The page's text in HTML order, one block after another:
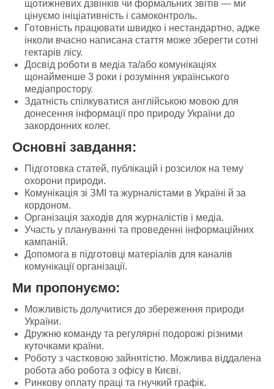
щотижневих дзвінків чи формальних звітів — ми
цінуємо ініціативність і самоконтроль.
Готовність працювати швидко і нестандартно, адже
інколи вчасно написана стаття може зберегти сотні
гектарів лісу.
Досвід роботи в медіа та/або комунікаціях
щонайменше 3 роки і розуміння українського
медіапростору.
Здатність спілкуватися англійською мовою для
донесення інформації про природу України до
закордонних колег.
Основні завдання:
Підготовка статей, публікацій і розсилок на тему
охорони природи.
Комунікація зі ЗМІ та журналістами в Україні й за
кордоном.
Організація заходів для журналістів і медіа.
Участь у плануванні та проведенні інформаційних
кампаній.
Допомога в підготовці матеріалів для каналів
комунікації організації.
Ми пропонуємо:
Можливість долучитися до збереження природи
України.
Дружню команду та регулярні подорожі різними
куточками країни.
Роботу з частковою зайнятістю. Можлива віддалена
робота або робота з офісу в Києві.
Ринкову оплату праці та гнучкий графік.